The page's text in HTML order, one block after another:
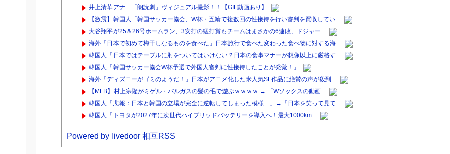
井上清華アナ 「朗読劇」ヴィジュアル撮影！！【GIF動画あり】
【激震】韓国人「韓国サッカー協会、W杯・五輪で複数回の性接待を行い審判を買収してい...
大谷翔平が25＆26号ホームラン、3安打の猛打賞もチームはまさかの6連敗、ドジャー...
海外「日本で初めて梅干しなるものを食べた」日本旅行で食べた変わった食べ物に対する海...
韓国人「日本ではテーブルに肘をついてはいけない？日本の食事マナーが想像以上に厳格す...
韓国人「韓国サッカー協会W杯予選で外国人審判に性接待したことが発覚！」
海外「ディズニーがゴミのようだ！」日本がアニメ化した米人気SF作品に絶賛の声が殺到...
【MLB】村上宗隆がミゲル・バルガスの髪の毛で遊ぶｗｗｗｗ → 「Wソックスの動画...
韓国人「悲報：日本と韓国の立場が完全に逆転してしまった模様…」→「日本を笑って見て...
韓国人「トヨタが2027年に次世代ハイブリッドバッテリーを導入へ！最大1000km...
Powered by livedoor 相互RSS